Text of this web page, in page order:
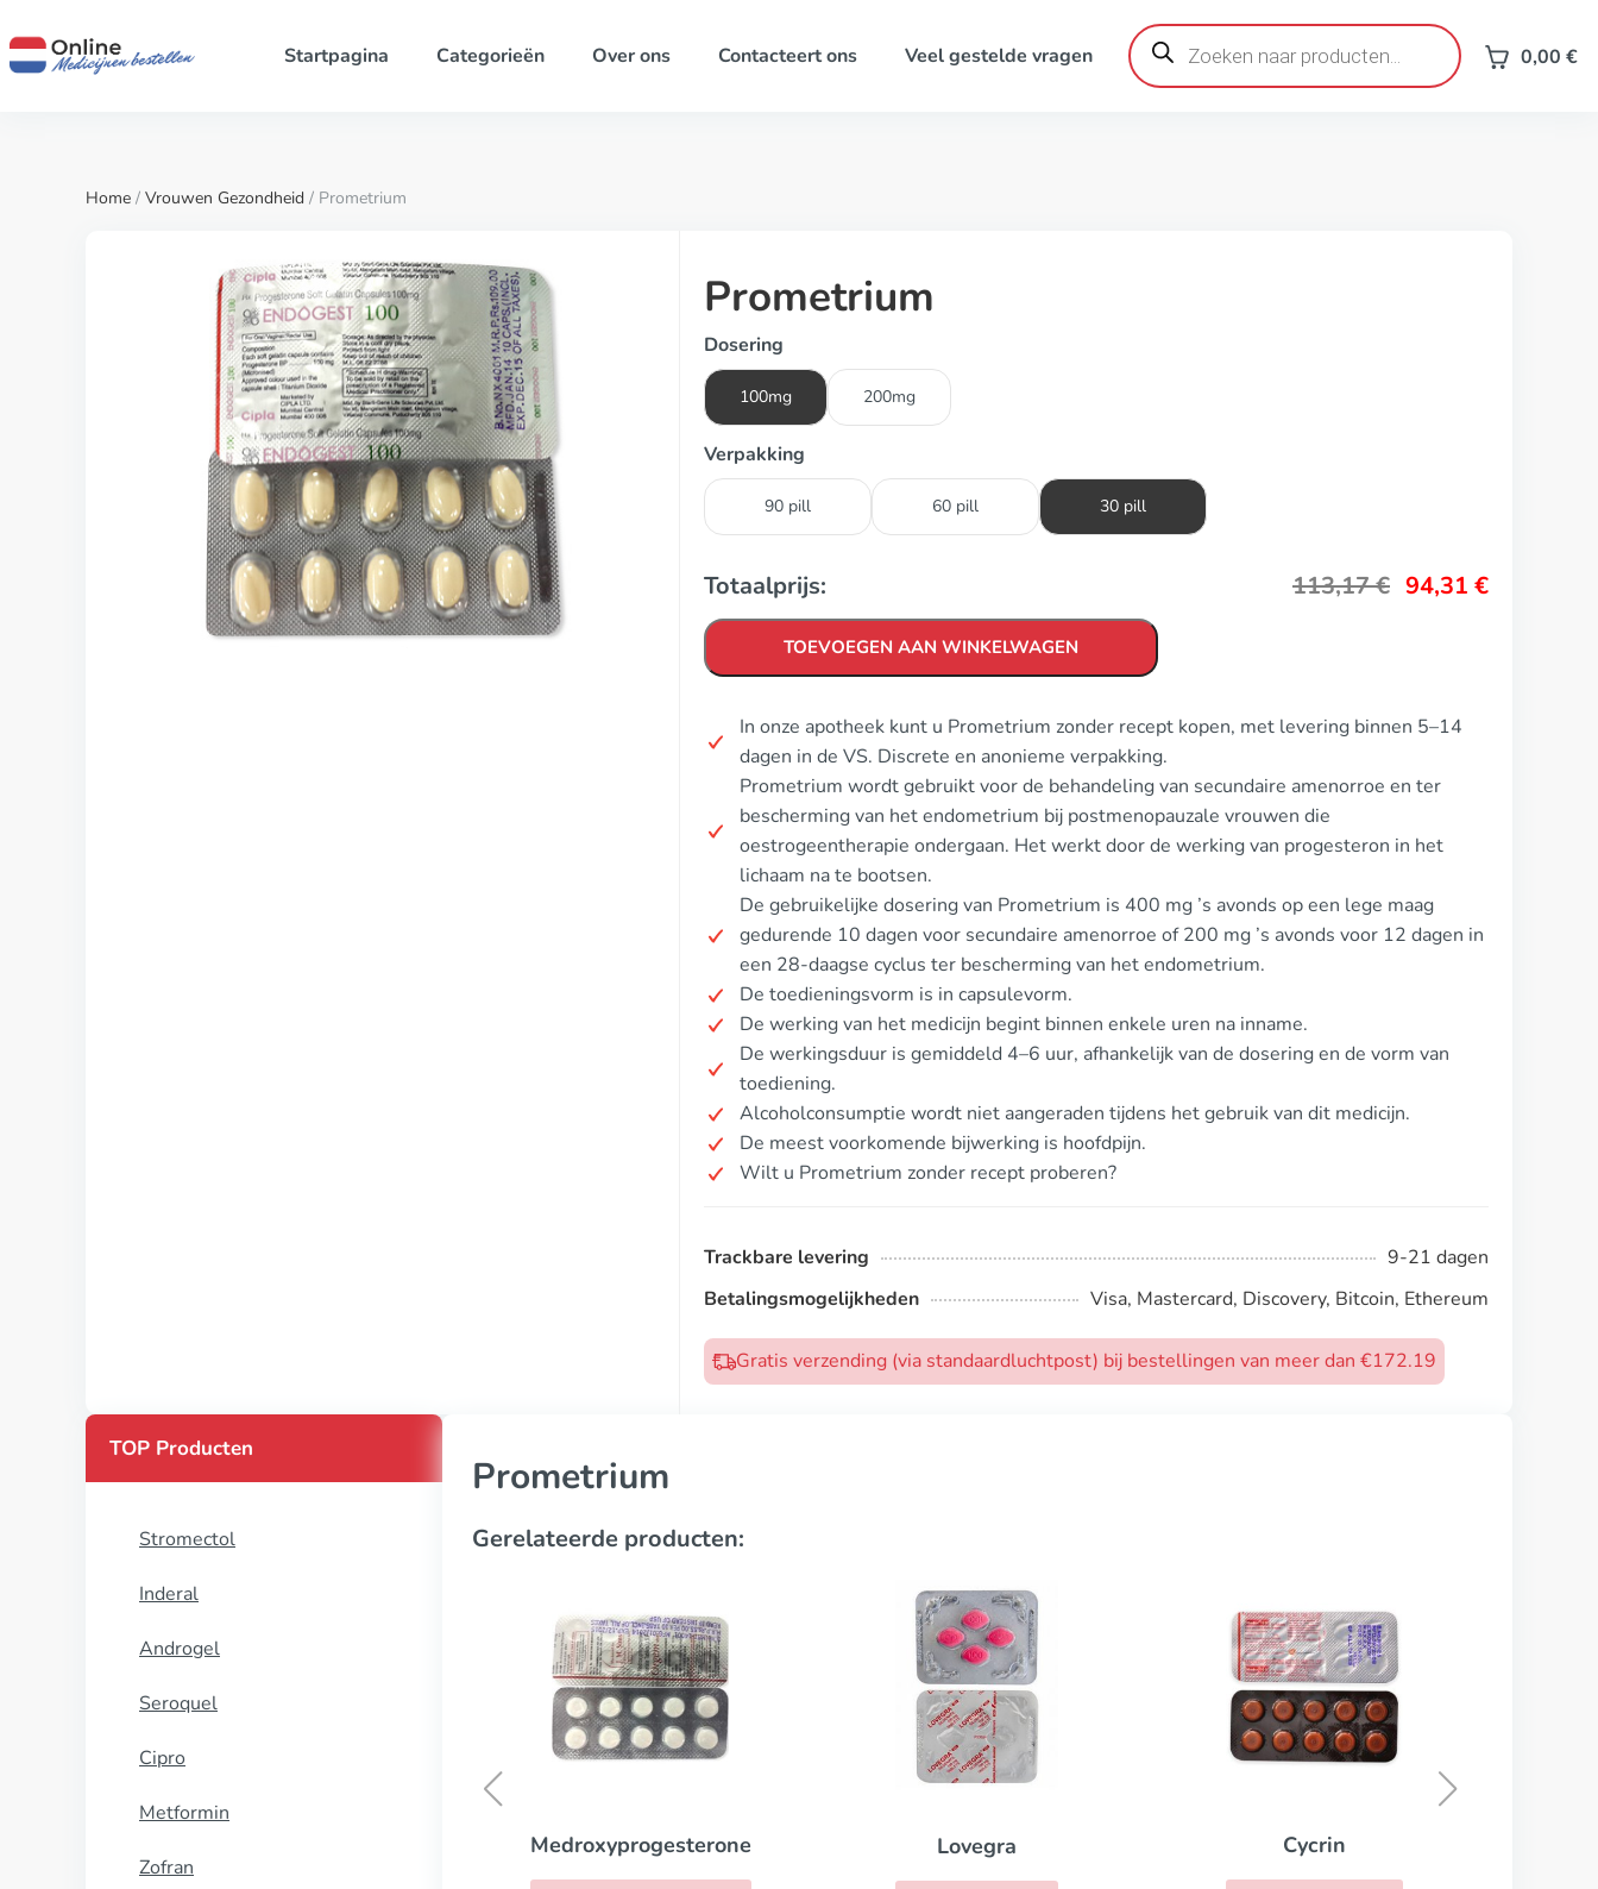
Startpagina Categorieën Over ons Contacteert ons Veel gestelde vragen
Producten
zoeken 0,00 €
Home / Vrouwen Gezondheid / Prometrium
Prometrium
Dosering
100mg 200mg
Verpakking
90 pill 60 pill 30 pill
Totaalprijs: 113,17€ 94,31 €
TOEVOEGEN AAN WINKELWAGEN
In onze apotheek kunt u Prometrium zonder recept kopen, met levering binnen 5–14
dagen in de VS. Discrete en anonieme verpakking.
Prometrium wordt gebruikt voor de behandeling van secundaire amenorroe en ter
bescherming van het endometrium bij postmenopauzale vrouwen die
oestrogeentherapie ondergaan. Het werkt door de werking van progesteron in het
lichaam na te bootsen.
De gebruikelijke dosering van Prometrium is 400 mg ’s avonds op een lege maag
gedurende 10 dagen voor secundaire amenorroe of 200 mg ’s avonds voor 12 dagen in
een 28-daagse cyclus ter bescherming van het endometrium.
De toedieningsvorm is in capsulevorm.
De werking van het medicijn begint binnen enkele uren na inname.
De werkingsduur is gemiddeld 4–6 uur, afhankelijk van de dosering en de vorm van
toediening.
Alcoholconsumptie wordt niet aangeraden tijdens het gebruik van dit medicijn.
De meest voorkomende bijwerking is hoofdpijn.
Wilt u Prometrium zonder recept proberen?
Trackbare levering
9-21 dagen
Betalingsmogelijkheden
Visa, Mastercard, Discovery, Bitcoin, Ethereum
Gratis verzending (via standaardluchtpost) bij bestellingen van meer dan €172.19
TOP Producten
Stromectol
Inderal
Androgel
Seroquel
Cipro
Metformin
Zofran
Prometrium
Gerelateerde producten:
Lovegra Cycrin
Femara